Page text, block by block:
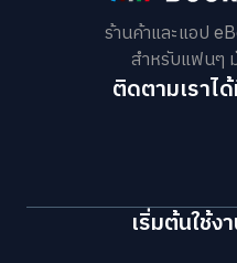
ร้านค้าและแอป
สำหรับแฟนๆ
ติดตามเราไ
เริ่มต้นใช้ง